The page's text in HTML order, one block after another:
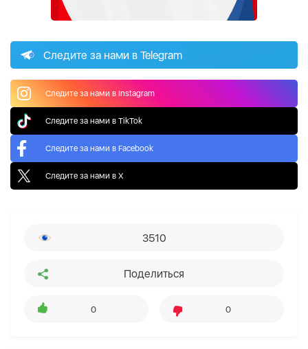
Следите за нами в Telegram
Следите за нами в Instagram
Следите за нами в TikTok
Следите за нами в Facebook
Следите за нами в X
3510
Поделиться
0 0